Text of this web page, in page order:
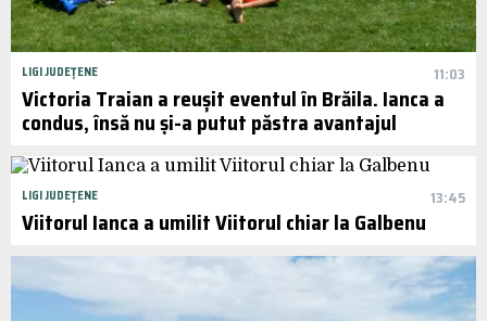
LIGI JUDEȚENE 11:03
Victoria Traian a reușit eventul în Brăila. Ianca a
condus, însă nu și-a putut păstra avantajul
LIGI JUDEȚENE 13:45
Viitorul Ianca a umilit Viitorul chiar la Galbenu